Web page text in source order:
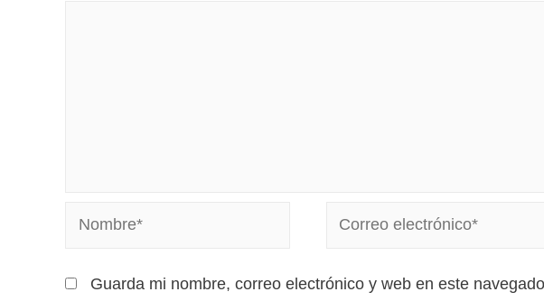
Guarda mi nombre, correo electrónico y web en este